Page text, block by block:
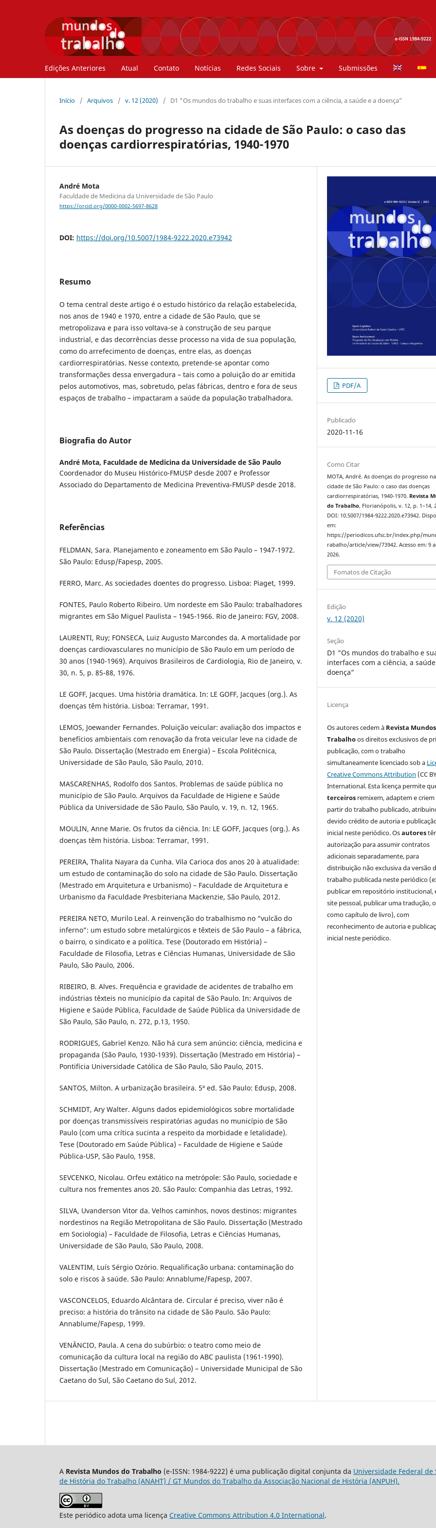
Edições Anteriores Atual Contato Notícias Redes Sociais Sobre Submissões
Início / Arquivos / v. 12 (2020) / D1 "Os mundos do trabalho e suas interfaces com a ciência, a saúde e a doença”
As doenças do progresso na cidade de São Paulo: o caso das
doenças cardiorrespiratórias, 1940-1970
André Mota
Faculdade de Medicina da Universidade de São Paulo
https://orcid.org/0000-0002-5697-8628
DOI: https://doi.org/10.5007/1984-9222.2020.e73942
Resumo
O tema central deste artigo é o estudo histórico da relação estabelecida,
nos anos de 1940 e 1970, entre a cidade de São Paulo, que se
metropolizava e para isso voltava-se à construção de seu parque
industrial, e das decorrências desse processo na vida de sua população,
como do arrefecimento de doenças, entre elas, as doenças
cardiorrespiratórias. Nesse contexto, pretende-se apontar como
transformações dessa envergadura – tais como a poluição do ar emitida
pelos automotivos, mas, sobretudo, pelas fábricas, dentro e fora de seus
espaços de trabalho – impactaram a saúde da população trabalhadora.
Biografia do Autor
André Mota, Faculdade de Medicina da Universidade de São Paulo
Coordenador do Museu Histórico-FMUSP desde 2007 e Professor
Associado do Departamento de Medicina Preventiva-FMUSP desde 2018.
Referências
FELDMAN, Sara. Planejamento e zoneamento em São Paulo – 1947-1972.
São Paulo: Edusp/Fapesp, 2005.
FERRO, Marc. As sociedades doentes do progresso. Lisboa: Piaget, 1999.
FONTES, Paulo Roberto Ribeiro. Um nordeste em São Paulo: trabalhadores
migrantes em São Miguel Paulista – 1945-1966. Rio de Janeiro: FGV, 2008.
LAURENTI, Ruy; FONSECA, Luiz Augusto Marcondes da. A mortalidade por
doenças cardiovasculares no município de São Paulo em um período de
30 anos (1940-1969). Arquivos Brasileiros de Cardiologia, Rio de Janeiro, v.
30, n. 5, p. 85-88, 1976.
LE GOFF, Jacques. Uma história dramática. In: LE GOFF, Jacques (org.). As
doenças têm história. Lisboa: Terramar, 1991.
LEMOS, Joewander Fernandes. Poluição veicular: avaliação dos impactos e
benefícios ambientais com renovação da frota veicular leve na cidade de
São Paulo. Dissertação (Mestrado em Energia) – Escola Politécnica,
Universidade de São Paulo, São Paulo, 2010.
MASCARENHAS, Rodolfo dos Santos. Problemas de saúde pública no
município de São Paulo. Arquivos da Faculdade de Higiene e Saúde
Pública da Universidade de São Paulo, São Paulo, v. 19, n. 12, 1965.
MOULIN, Anne Marie. Os frutos da ciência. In: LE GOFF, Jacques (org.). As
doenças têm história. Lisboa: Terramar, 1991.
PEREIRA, Thalita Nayara da Cunha. Vila Carioca dos anos 20 à atualidade:
um estudo de contaminação do solo na cidade de São Paulo. Dissertação
(Mestrado em Arquitetura e Urbanismo) – Faculdade de Arquitetura e
Urbanismo da Faculdade Presbiteriana Mackenzie, São Paulo, 2012.
PEREIRA NETO, Murilo Leal. A reinvenção do trabalhismo no “vulcão do
inferno”: um estudo sobre metalúrgicos e têxteis de São Paulo – a fábrica,
o bairro, o sindicato e a política. Tese (Doutorado em História) –
Faculdade de Filosofia, Letras e Ciências Humanas, Universidade de São
Paulo, São Paulo, 2006.
RIBEIRO, B. Alves. Frequência e gravidade de acidentes de trabalho em
indústrias têxteis no município da capital de São Paulo. In: Arquivos de
Higiene e Saúde Pública, Faculdade de Saúde Pública da Universidade de
São Paulo, São Paulo, n. 272, p.13, 1950.
RODRIGUES, Gabriel Kenzo. Não há cura sem anúncio: ciência, medicina e
propaganda (São Paulo, 1930-1939). Dissertação (Mestrado em História) –
Pontifícia Universidade Católica de São Paulo, São Paulo, 2015.
SANTOS, Milton. A urbanização brasileira. 5ª ed. São Paulo: Edusp, 2008.
SCHMIDT, Ary Walter. Alguns dados epidemiológicos sobre mortalidade
por doenças transmissíveis respiratórias agudas no município de São
Paulo (com uma crítica sucinta a respeito da morbidade e letalidade).
Tese (Doutorado em Saúde Pública) – Faculdade de Higiene e Saúde
Pública-USP, São Paulo, 1958.
SEVCENKO, Nicolau. Orfeu extático na metrópole: São Paulo, sociedade e
cultura nos frementes anos 20. São Paulo: Companhia das Letras, 1992.
SILVA, Uvanderson Vitor da. Velhos caminhos, novos destinos: migrantes
nordestinos na Região Metropolitana de São Paulo. Dissertação (Mestrado
em Sociologia) – Faculdade de Filosofia, Letras e Ciências Humanas,
Universidade de São Paulo, São Paulo, 2008.
VALENTIM, Luís Sérgio Ozório. Requalificação urbana: contaminação do
solo e riscos à saúde. São Paulo: Annablume/Fapesp, 2007.
VASCONCELOS, Eduardo Alcântara de. Circular é preciso, viver não é
preciso: a história do trânsito na cidade de São Paulo. São Paulo:
Annablume/Fapesp, 1999.
VENÂNCIO, Paula. A cena do subúrbio: o teatro como meio de
comunicação da cultura local na região do ABC paulista (1961-1990).
Dissertação (Mestrado em Comunicação) – Universidade Municipal de São
Caetano do Sul, São Caetano do Sul, 2012.
PDF/A
Publicado
2020-11-16
Como Citar
MOTA, André. As doenças do progresso na
cidade de São Paulo: o caso das doenças
cardiorrespiratórias, 1940-1970. Revista
do Trabalho, Florianópolis, v. 12, p. 1–14,
DOI: 10.5007/1984-9222.2020.e73942.
em:
https://periodicos.ufsc.br/index.php/
rabalho/article/view/73942. Acesso em: 9
2026.
Fomatos de Citação
Edição
v. 12 (2020)
Seção
D1 "Os mundos do trabalho e
interfaces com a ciência, a
doença”
Licença
Os autores cedem à Revista
Trabalhoos direitos exclusivos de
publicação, com o trabalho
simultaneamente licenciado sob a
Creative Commons Attribution (CC
International. Esta licença permite
terceiros remixem, adaptem e criem
partir do trabalho publicado,
devido crédito de autoria e
inicial neste periódico. Osautores
autorização para assumir contratos
adicionais separadamente, para
distribuição não exclusiva da versão
trabalho publicada neste periódico
publicar em repositório institucional,
site pessoal, publicar uma tradução,
como capítulo de livro), com
reconhecimento de autoria e
inicial neste periódico.
A Revista Mundos do Trabalho (e-ISSN: 1984-9222) é uma publicação digital conjunta da Universidade Federal de
de História do Trabalho (ANAHT) / GT Mundos do Trabalho da Associação Nacional de História (ANPUH).
Este periódico adota uma licença Creative Commons Attribution 4.0 International.